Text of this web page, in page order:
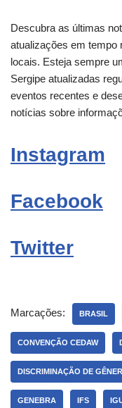
Descubra as últimas
atualizações em tempo
locais. Esteja sempre
Sergipe atualizadas
eventos recentes e
notícias sobre
Instagram
Facebook
Twitter
Marcações: BRASIL
CONVENÇÃO CEDAW
DISCRIMINAÇÃO DE
GENEBRA IFS